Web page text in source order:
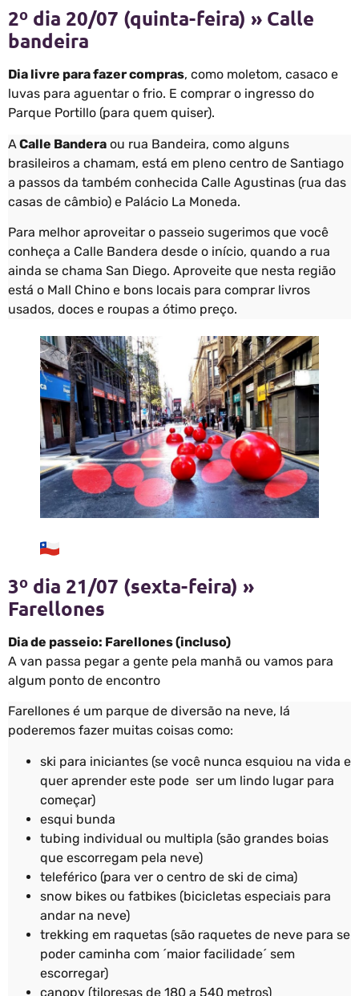
2º dia 20/07 (quinta-feira) » Calle
bandeira
Dia livre para fazer compras, como moletom, casaco e
luvas para aguentar o frio. E comprar o ingresso do
Parque Portillo (para quem quiser).
A Calle Bandera ou rua Bandeira, como alguns
brasileiros a chamam, está em pleno centro de Santiago
a passos da também conhecida Calle Agustinas (rua das
casas de câmbio) e Palácio La Moneda.
Para melhor aproveitar o passeio sugerimos que você
conheça a Calle Bandera desde o início, quando a rua
ainda se chama San Diego. Aproveite que nesta região
está o Mall Chino e bons locais para comprar livros
usados, doces e roupas a ótimo preço.
3º dia 21/07 (sexta-feira) »
Farellones
Dia de passeio: Farellones (incluso)
A van passa pegar a gente pela manhã ou vamos para
algum ponto de encontro
Farellones é um parque de diversão na neve, lá
poderemos fazer muitas coisas como:
ski para iniciantes (se você nunca esquiou na vida e
quer aprender este pode ser um lindo lugar para
começar)
esqui bunda
tubing individual ou multipla (são grandes boias
que escorregam pela neve)
teleférico (para ver o centro de ski de cima)
snow bikes ou fatbikes (bicicletas especiais para
andar na neve)
trekking em raquetas (são raquetes de neve para se
poder caminha com ´maior facilidade´ sem
escorregar)
canopy (tiloresas de 180 a 540 metros)